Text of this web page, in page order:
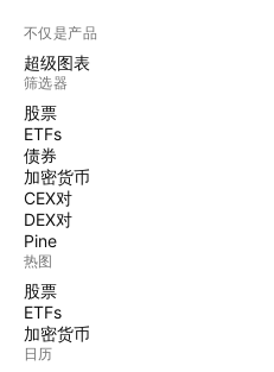
不仅是产品
超级图表
筛选器
股票
ETFs
债券
加密货币
CEX对
DEX对
Pine
热图
股票
ETFs
加密货币
日历